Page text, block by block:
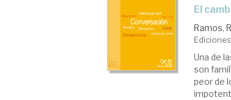
el
Ramos,
Una de
son
peor de